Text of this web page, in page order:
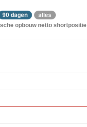
90 dagen alles
opbouw netto